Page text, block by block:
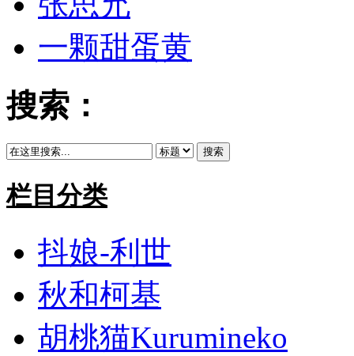
一颗甜蛋黄
搜索：
搜索
栏目分类
抖娘-利世
秋和柯基
胡桃猫Kurumineko